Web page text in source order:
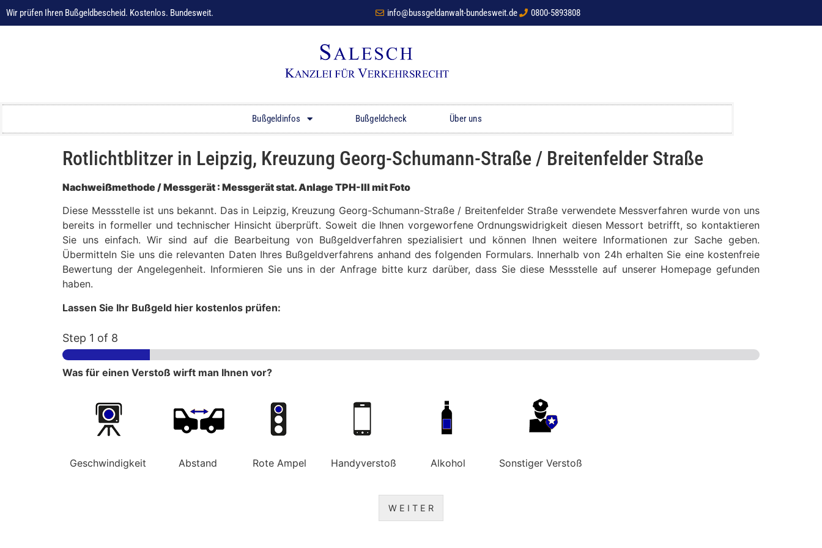
Wir prüfen Ihren Bußgeldbescheid. Kostenlos. Bundesweit. info@bussgeldanwalt-bundesweit.de 0800-5893808
Bußgeldinfos Bußgeldcheck Über uns
Rotlichtblitzer in Leipzig, Kreuzung Georg-Schumann-Straße / Breitenfelder Straße
Nachweißmethode / Messgerät : Messgerät stat. Anlage TPH-III mit Foto
Diese Messstelle ist uns bekannt. Das in Leipzig, Kreuzung Georg-Schumann-Straße / Breitenfelder Straße verwendete Messverfahren wurde von uns
bereits in formeller und technischer Hinsicht überprüft. Soweit die Ihnen vorgeworfene Ordnungswidrigkeit diesen Messort betrifft, so kontaktieren
Sie uns einfach. Wir sind auf die Bearbeitung von Bußgeldverfahren spezialisiert und können Ihnen weitere Informationen zur Sache geben.
Übermitteln Sie uns die relevanten Daten Ihres Bußgeldverfahrens anhand des folgenden Formulars. Innerhalb von 24h erhalten Sie eine kostenfreie
Bewertung der Angelegenheit. Informieren Sie uns in der Anfrage bitte kurz darüber, dass Sie diese Messstelle auf unserer Homepage gefunden
haben.
Lassen Sie Ihr Bußgeld hier kostenlos prüfen:
Step 1 of 8
Was für einen Verstoß wirft man Ihnen vor?
Geschwindigkeit Abstand Rote Ampel Handyverstoß Alkohol Sonstiger Verstoß
W E I T E R